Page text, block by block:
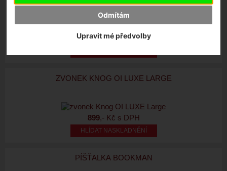
Odmítám
Upravit mé předvolby
499,- Kč s DPH
ZVONEK KNOG OI LUXE LARGE
899,- Kč s DPH
HLÍDAT NASKLADNĚNÍ
PÍŠŤALKA BOOKMAN